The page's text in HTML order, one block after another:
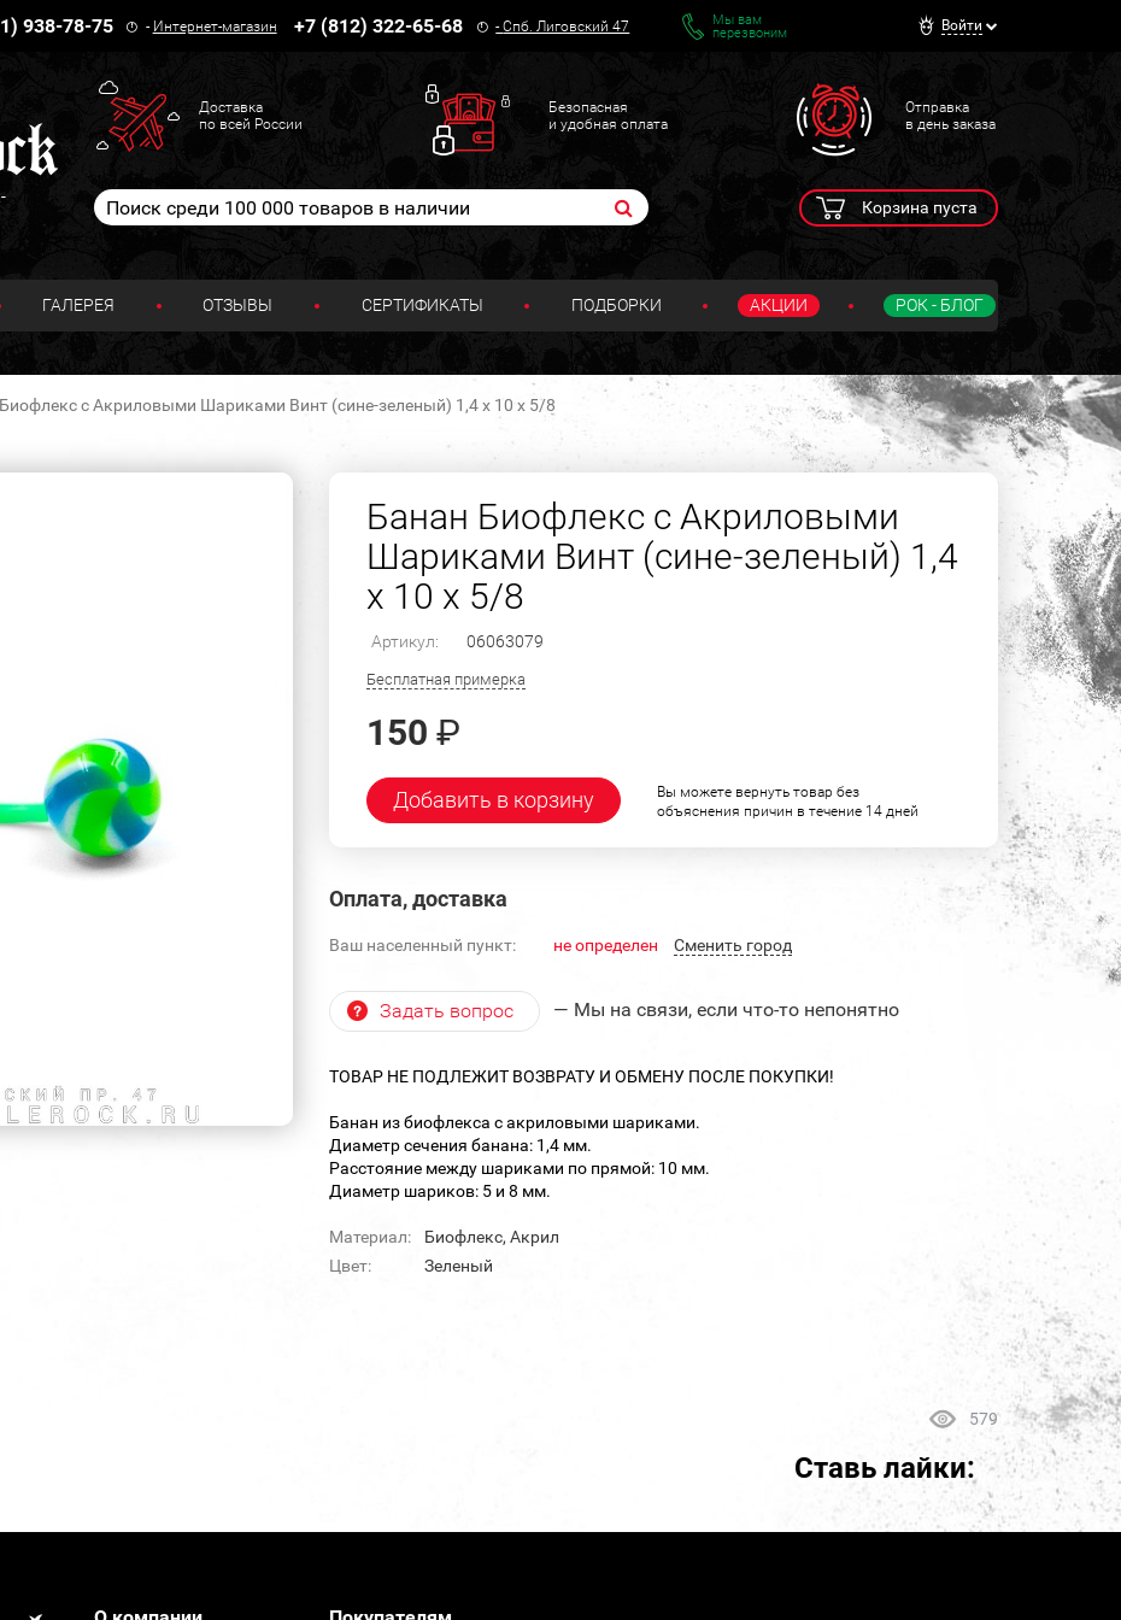
938-78-75 - Интернет-магазин +7 (812) 322-65-68 -Спб. Лиговский 47
Мы вам
перезвоним
Войти
Доставка
по всей России
Безопасная
и удобная оплата
Отправка
в день заказа
Корзина пуста
ГАЛЕРЕЯ ОТЗЫВЫ СЕРТИФИКАТЫ ПОДБОРКИ АКЦИИ РОК - БЛОГ
с Акриловыми Шариками Винт (сине-зеленый) 1,4 х 10 х 5/8
Банан Биофлекс с Акриловыми
Шариками Винт (сине-зеленый) 1,4
х 10 х 5/8
Артикул: 06063079
Бесплатная примерка
150 ₽
Добавить в корзину
Вы можете вернуть товар без
объяснения причин в течение 14 дней
Оплата, доставка
Ваш населенный пункт: не определен Cменить город
Задать вопрос — Мы на связи, если что-то непонятно
ТОВАР НЕ ПОДЛЕЖИТ ВОЗВРАТУ И ОБМЕНУ ПОСЛЕ ПОКУПКИ!
Банан из биофлекса с акриловыми шариками.
Диаметр сечения банана: 1,4 мм.
Расстояние между шариками по прямой: 10 мм.
Диаметр шариков: 5 и 8 мм.
Материал:
Биофлекс, Акрил
Цвет:
Зеленый
579
Ставь лайки: